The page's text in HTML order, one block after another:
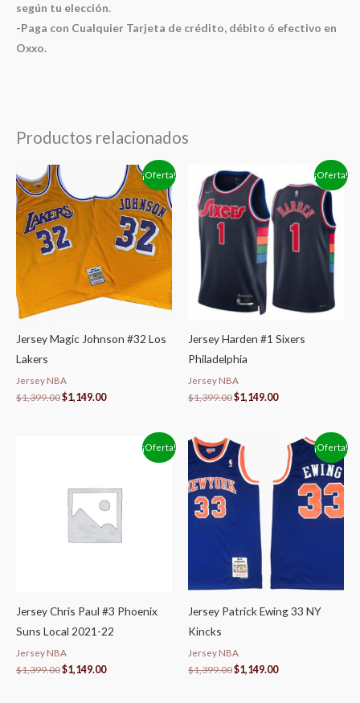
según tu elección.
-Paga con Cualquier Tarjeta de crédito, débito ó efectivo en
Oxxo.
Productos relacionados
¡Oferta!
Jersey Magic Johnson #32 Los
Lakers
Jersey NBA
$1,399.00
precio
original
era:
$1,399.00.
$1,149.00
precio
actual
es:
$1,149.00.
¡Oferta!
Jersey Harden #1 Sixers
Philadelphia
Jersey NBA
$1,399.00
El
precio
original
era:
$1,399.00.
$1,149.00
precio
actual
es:
$1,149.00.
¡Oferta!
Jersey Chris Paul #3 Phoenix
Suns Local 2021-22
Jersey NBA
$1,399.00
$1,399.00.
$1,149.00
$1,149.00.
¡Oferta!
Jersey Patrick Ewing 33 NY
Kincks
Jersey NBA
$1,399.00
El
precio
original
era:
$1,399.00.
$1,149.00
precio
actual
es:
$1,149.00.